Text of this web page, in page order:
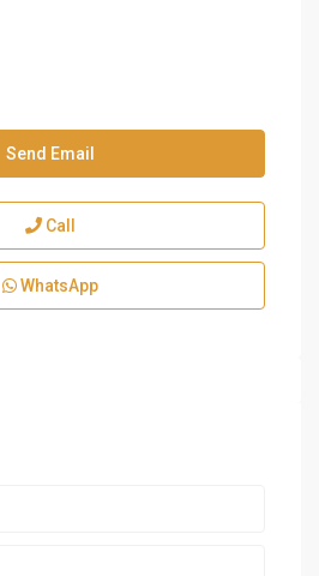
Send Email
Call
WhatsApp